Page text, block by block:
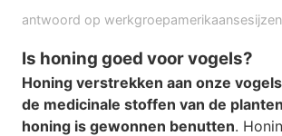
antwoord op
Is honing goed voor vogels?
Honing verstrekken aan onze
de medicinale stoffen van de
honing is gewonnen benutten.